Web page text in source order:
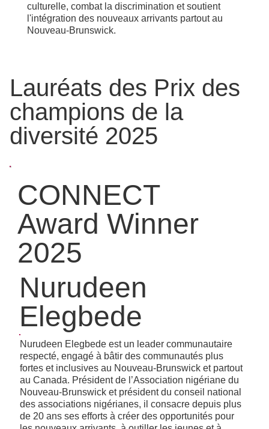
culturelle, combat la discrimination et soutient
l'intégration des nouveaux arrivants partout au
Nouveau-Brunswick.
Lauréats des Prix des
champions de la
diversité 2025
CONNECT
Award Winner
2025
Nurudeen
Elegbede
Nurudeen Elegbede est un leader communautaire
respecté, engagé à bâtir des communautés plus
fortes et inclusives au Nouveau-Brunswick et partout
au Canada. Président de l’Association nigériane du
Nouveau-Brunswick et président du conseil national
des associations nigérianes, il consacre depuis plus
de 20 ans ses efforts à créer des opportunités pour